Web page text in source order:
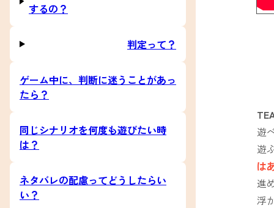
するの？
判定って？
ゲーム中に、判断に迷うことがあっ
たら？
同じシナリオを何度も遊びたい時
は？
ネタバレの配慮ってどうしたらい
い？
遊
遊
は
進
浮